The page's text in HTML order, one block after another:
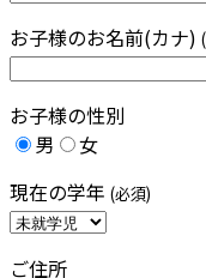
お子様のお名前(カナ)
お子様の性別
男
女
現在の学年 (必須)
ご住所